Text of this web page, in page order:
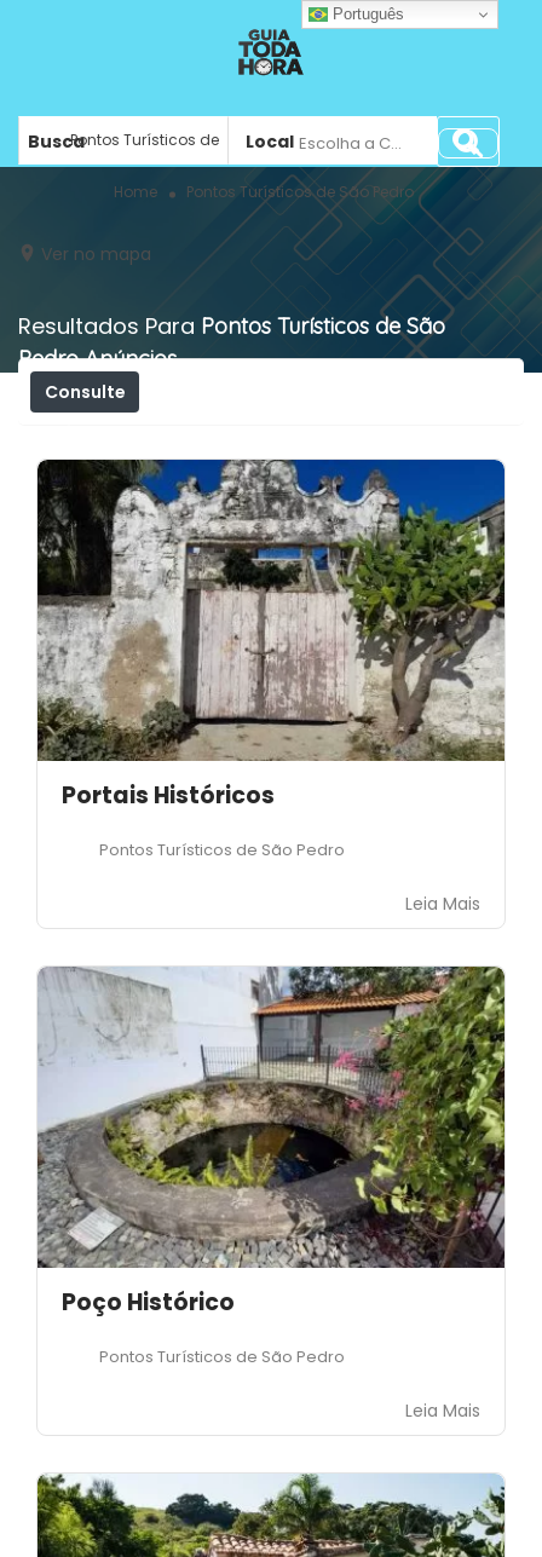
Busca Local Escolha a Cidade ...
Home Pontos Turísticos de São Pedro
Ver no mapa
Resultados Para Pontos Turísticos de São
Pedro Anúncios
Consulte
Portais Históricos
Pontos Turísticos de São Pedro
Leia Mais
Poço Histórico
Pontos Turísticos de São Pedro
Leia Mais
Português